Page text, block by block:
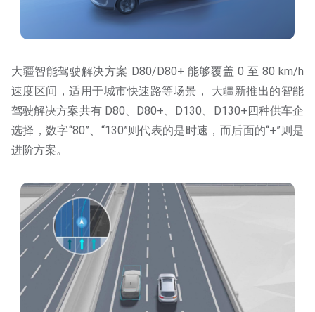
大疆智能驾驶解决方案 D80/D80+ 能够覆盖 0 至 80 km/h
速度区间，适用于城市快速路等场景， 大疆新推出的智能
驾驶解决方案共有 D80、D80+、D130、D130+四种供车企
选择，数字“80”、“130”则代表的是时速，而后面的“+”则是
进阶方案。